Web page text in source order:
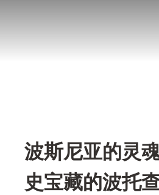
波斯尼亚的灵
史宝藏的波托